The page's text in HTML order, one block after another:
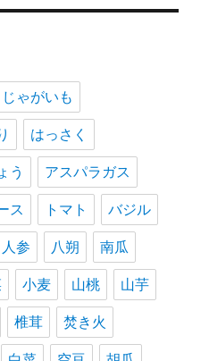
じゃがいも
はっさく
う アスパラガス
ス トマト バジル
人参 八朔 南瓜
小麦 山桃 山芋
椎茸 焚き火